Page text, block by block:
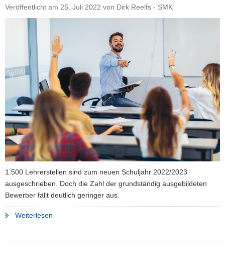
n
i
a
i
o
n
Veröffentlicht am 25. Juli 2022 von Dirk Reelfs - SMK
1.500 Lehrerstellen sind zum neuen Schuljahr 2022/2023
ausgeschrieben. Doch die Zahl der grundständig ausgebildeten
Bewerber fällt deutlich geringer aus.
Weiterlesen